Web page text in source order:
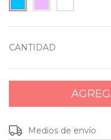
CANTIDAD
Entregas para el CP:
Medios de envío